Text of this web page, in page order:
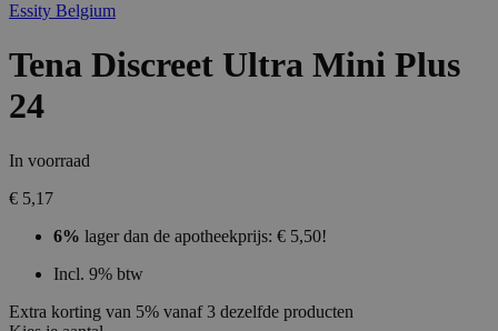
Essity Belgium
Tena Discreet Ultra Mini Plus
24
In voorraad
€ 5,17
6% lager dan de apotheekprijs: € 5,50!
Incl. 9% btw
Extra korting van 5% vanaf 3 dezelfde producten